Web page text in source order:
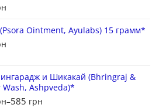
Ointment, Ayulabs) 15 грамм*
и Шикакай (Bhringraj &
Ashpveda)*
–585 грн